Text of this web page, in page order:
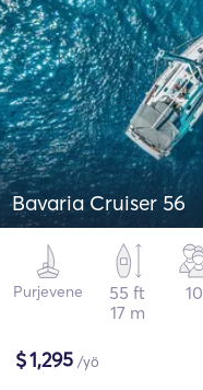
Bavaria Cruiser 56
Purjevene
55 ft
17 m
10
$1,295 /yö